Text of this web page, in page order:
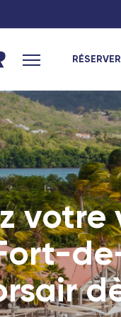
Menu principal
RÉSERVER
Hexagone
Paris
Toulouse
Nantes
Lyon
Bordeaux
Marseille